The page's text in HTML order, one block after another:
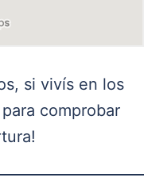
si vivís en los
comprobar